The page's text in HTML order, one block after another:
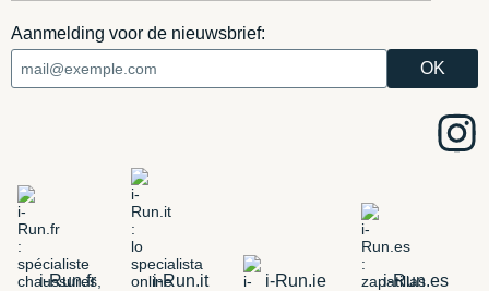
Aanmelding voor de nieuwsbrief:
i-Run.fr i-Run.it i-Run.ie i-Run.es